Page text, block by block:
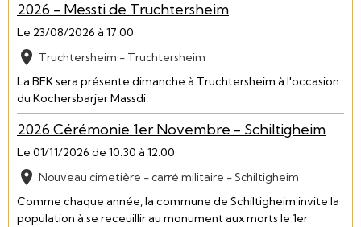
2026 - Messti de Truchtersheim
Le 23/08/2026 à 17:00
Truchtersheim - Truchtersheim
La BFK sera présente dimanche à Truchtersheim à l'occasion
du Kochersbarjer Massdi.
2026 Cérémonie 1er Novembre - Schiltigheim
Le 01/11/2026 de 10:30 à 12:00
Nouveau cimetière - carré militaire - Schiltigheim
Comme chaque année, la commune de Schiltigheim invite la
population à se receuillir au monument aux morts le 1er